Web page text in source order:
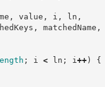
, value , i , ln ,
, matchedName ,
; i < ln ; i++)
{